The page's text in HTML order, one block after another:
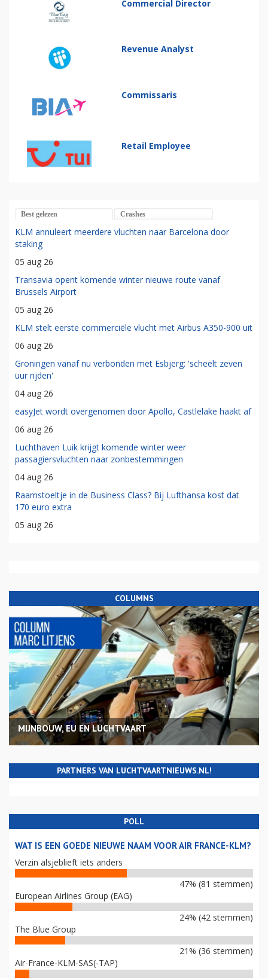
Commercial Director
Revenue Analyst
Commissaris
Retail Employee
Best gelezen Crashes
KLM annuleert meerdere vluchten naar Barcelona door
staking
05 aug 26
Transavia opent komende winter nieuwe route vanaf
Brussels Airport
05 aug 26
KLM stelt eerste commerciële vlucht met Airbus A350-900 uit
06 aug 26
Groningen vanaf nu verbonden met Esbjerg: 'scheelt zeven
uur rijden'
04 aug 26
easyJet wordt overgenomen door Apollo, Castlelake haakt af
06 aug 26
Luchthaven Luik krijgt komende winter weer
passagiersvluchten naar zonbestemmingen
04 aug 26
Raamstoeltje in de Business Class? Bij Lufthansa kost dat
170 euro extra
05 aug 26
COLUMNS
MIJNBOUW, EU EN LUCHTVAART
PARTNERS VAN LUCHTVAARTNIEUWS.NL!
POLL
WAT IS EEN GOEDE NIEUWE NAAM VOOR AIR FRANCE-KLM?
Verzin alsjeblieft iets anders
47% (81 stemmen)
European Airlines Group (EAG)
24% (42 stemmen)
The Blue Group
21% (36 stemmen)
Air-France-KLM-SAS(-TAP)